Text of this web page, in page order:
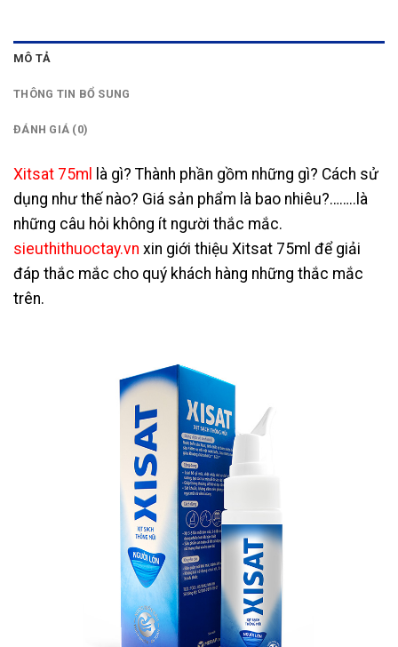
MÔ TẢ
THÔNG TIN BỔ SUNG
ĐÁNH GIÁ (0)
Xitsat 75ml
là gì? Thành phần gồm những gì? Cách sử
dụng như thế nào? Giá sản phẩm là bao nhiêu?……..là
những câu hỏi không ít người thắc mắc.
sieuthithuoctay.vn xin giới thiệu Xitsat 75ml để giải
đáp thắc mắc cho quý khách hàng những thắc mắc
trên.